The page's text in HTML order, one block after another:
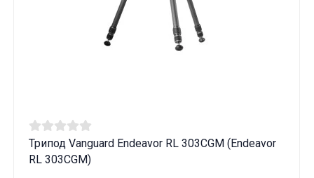
Трипод Vanguard Endeavor RL 303CGM (Endeavor
RL 303CGM)